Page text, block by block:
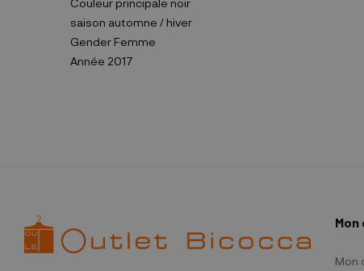
Couleur principale noir
saison automne / hiver
Gender Femme
Année 2017
Mon